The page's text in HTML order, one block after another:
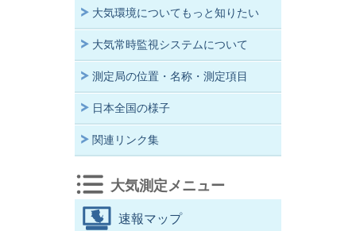
大気環境についてもっと知りたい
大気常時監視システムについて
測定局の位置・名称・測定項目
日本全国の様子
関連リンク集
大気測定メニュー
速報マップ